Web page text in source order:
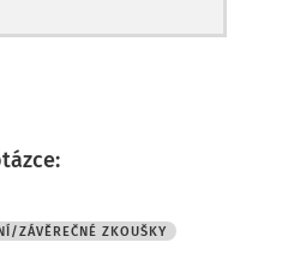
ZÁVĚREČNÉ ZKOUŠKY